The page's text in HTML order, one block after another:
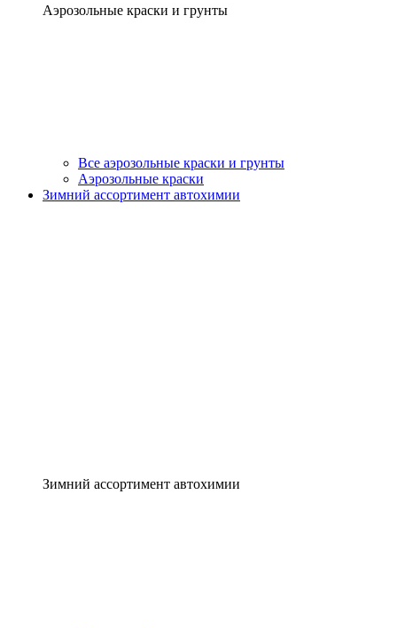
Аэрозольные краски и грунты
Все аэрозольные краски и грунты
Аэрозольные краски
Зимний ассортимент автохимии
Зимний ассортимент автохимии